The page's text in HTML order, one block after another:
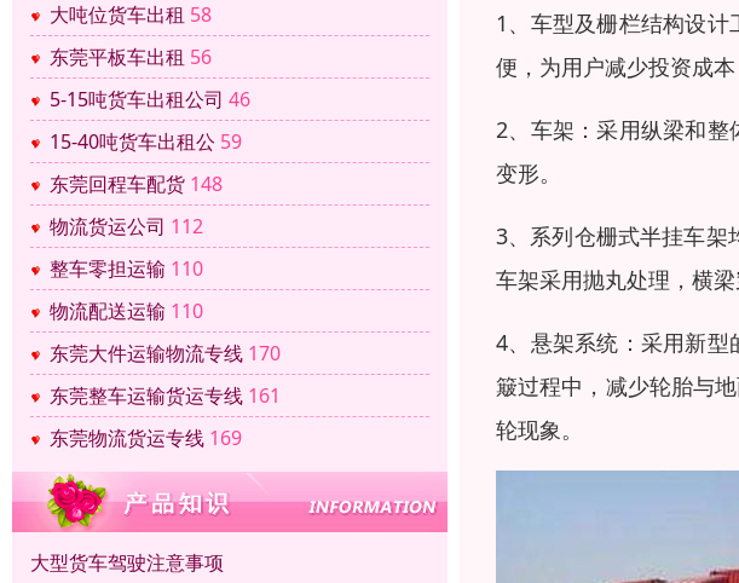
大吨位货车出租 58
东莞平板车出租 56
5-15吨货车出租公司 46
15-40吨货车出租公 59
东莞回程车配货 148
物流货运公司 112
整车零担运输 110
物流配送运输 110
东莞大件运输物流专线 170
东莞整车运输货运专线 161
东莞物流货运专线 169
大型货车驾驶注意事项
1、车型及栅栏结构设
便，为用户减少投资成本
2、车架：采用纵梁和
变形。
3、系列仓栅式半挂车架
车架采用抛丸处理，横梁
4、悬架系统：采用新
簸过程中，减少轮胎与
轮现象。